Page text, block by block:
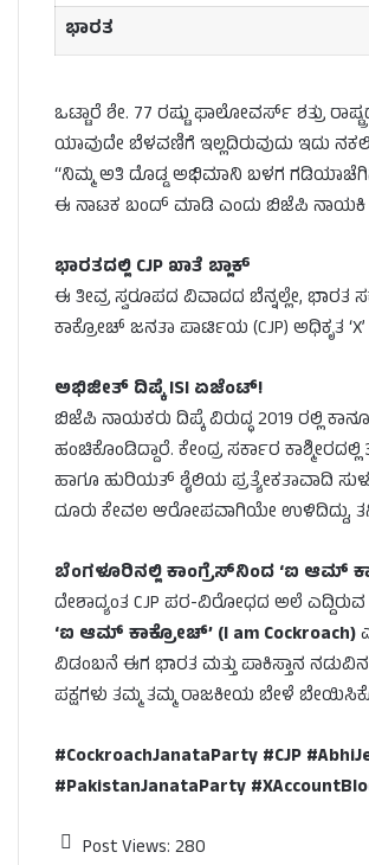
ಭಾರತ
ಒಟ್ಟಾರೆ ಶೇ. 77 ರಷ್ಟು ಫಾಲೋವರ್ಸ್ ಶತ್ರು
ಯಾವುದೇ ಬೆಳವಣಿಗೆ ಇಲ್ಲದಿರುವುದು ಇದು
“ನಿಮ್ಮ ಅತಿ ದೊಡ್ಡ ಅಭಿಮಾನಿ ಬಳಗ ಗಡಿಯಾಚೆಗಿನ
ಈ ನಾಟಕ ಬಂದ್ ಮಾಡಿ ಎಂದು ಬಿಜೆಪಿ ನಾಯಕಿ
ಭಾರತದಲ್ಲಿ CJP ಖಾತೆ ಬ್ಲಾಕ್
ಈ ತೀವ್ರ ಸ್ವರೂಪದ ವಿವಾದದ ಬೆನ್ನಲ್ಲೇ,
ಕಾಕ್ರೋಚ್ ಜನತಾ ಪಾರ್ಟಿಯ (CJP) ಅಧಿಕೃತ
ಅಭಿಜೀತ್ ದಿಪ್ಕೆ ISI ಏಜೆಂಟ್!
ಬಿಜೆಪಿ ನಾಯಕರು ದಿಪ್ಕೆ ವಿರುದ್ಧ 2019 ರಲ್ಲಿ
ಹಂಚಿಕೊಂಡಿದ್ದಾರೆ. ಕೇಂದ್ರ ಸರ್ಕಾರ
ಹಾಗೂ ಹುರಿಯತ್ ಶೈಲಿಯ ಪ್ರತ್ಯೇಕತಾವಾದಿ
ದೂರು ಕೇವಲ ಆರೋಪವಾಗಿಯೇ ಉಳಿದಿದ್ದು,
ಬೆಂಗಳೂರಿನಲ್ಲಿ ಕಾಂಗ್ರೆಸ್‌ನಿಂದ ‘ಐ ಆಮ್
ದೇಶಾದ್ಯಂತ CJP ಪರ-ವಿರೋಧದ ಅಲೆ
‘ಐ ಆಮ್ ಕಾಕ್ರೋಚ್’ (I am Cockroach)
ವಿಡಂಬನೆ ಈಗ ಭಾರತ ಮತ್ತು ಪಾಕಿಸ್ತಾನ
ಪಕ್ಷಗಳು ತಮ್ಮ ತಮ್ಮ ರಾಜಕೀಯ ಬೇಳೆ
#CockroachJanataParty #CJP
#PakistanJanataParty
Post Views: 280